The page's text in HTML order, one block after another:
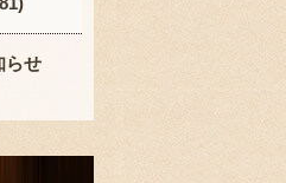
らせ